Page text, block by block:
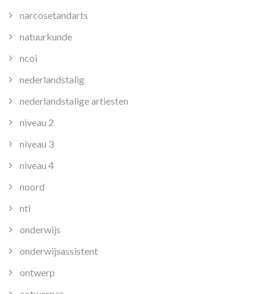
narcosetandarts
natuurkunde
ncoi
nederlandstalig
nederlandstalige artiesten
niveau 2
niveau 3
niveau 4
noord
nti
onderwijs
onderwijsassistent
ontwerp